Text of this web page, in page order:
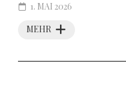
MEHR
1. MAI 2026